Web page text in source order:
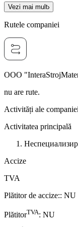
Vezi mai mult
Rutele companiei
OOO
nu are rute.
Activități ale companiei
Activitatea principală
Accize
TVA
Plătitor de accize:: NU
PlătitorTVA: NU